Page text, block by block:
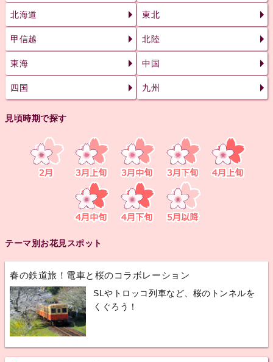
北海道 東北
甲信越 北陸
東海 中国
四国 九州
見頃時期で探す
テーマ別お花見スポット
春の鉄道旅！電車と桜のコラボレーション
SLやトロッコ列車など、桜のトンネルを
くぐろう！